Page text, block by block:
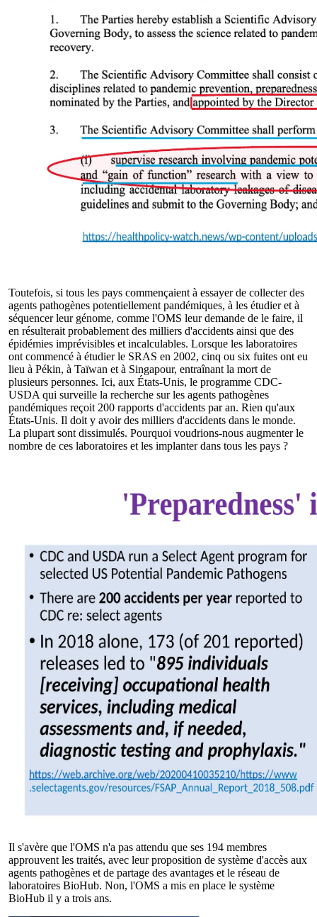
Toutefois, si tous les pays commençaient à essayer de collecter des
agents pathogènes potentiellement pandémiques, à les étudier et à
séquencer leur génome, comme l'OMS leur demande de le faire, il
en résulterait probablement des milliers d'accidents ainsi que des
épidémies imprévisibles et incalculables. Lorsque les laboratoires
ont commencé à étudier le SRAS en 2002, cinq ou six fuites ont eu
lieu à Pékin, à Taïwan et à Singapour, entraînant la mort de
plusieurs personnes. Ici, aux États-Unis, le programme CDC-
USDA qui surveille la recherche sur les agents pathogènes
pandémiques reçoit 200 rapports d'accidents par an. Rien qu'aux
États-Unis. Il doit y avoir des milliers d'accidents dans le monde.
La plupart sont dissimulés. Pourquoi voudrions-nous augmenter le
nombre de ces laboratoires et les implanter dans tous les pays ?
Il s'avère que l'OMS n'a pas attendu que ses 194 membres
approuvent les traités, avec leur proposition de système d'accès aux
agents pathogènes et de partage des avantages et le réseau de
laboratoires BioHub. Non, l'OMS a mis en place le système
BioHub il y a trois ans.